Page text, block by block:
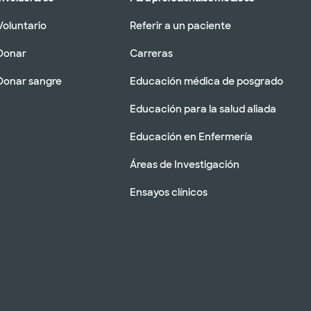
sangre
Referir a un paciente
Carreras
Educación médica de posgrado
Educación para la salud aliada
Educación en Enfermería
Áreas de Investigación
Ensayos clínicos